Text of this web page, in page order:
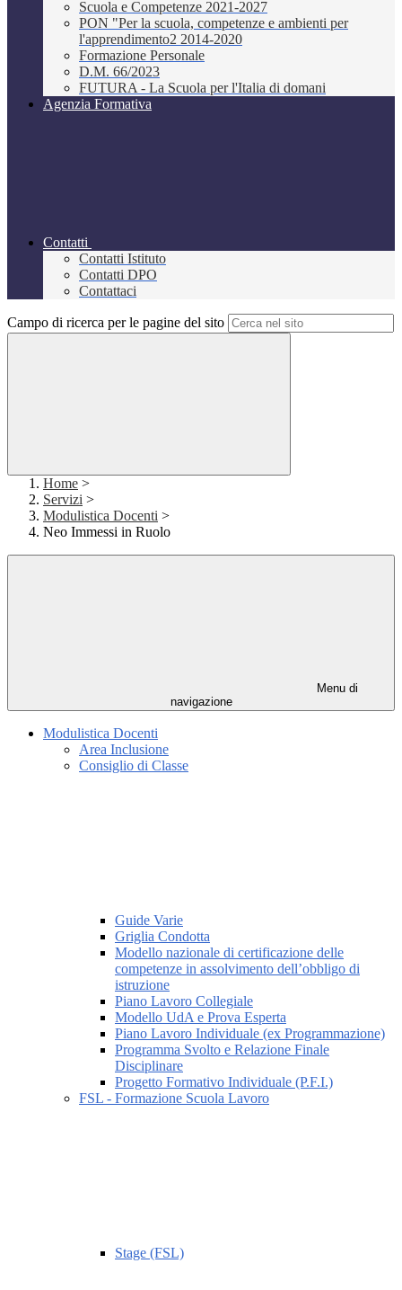
Scuola e Competenze 2021-2027
PON "Per la scuola, competenze e ambienti per
l'apprendimento2 2014-2020
Formazione Personale
D.M. 66/2023
FUTURA - La Scuola per l'Italia di domani
Agenzia Formativa
Contatti
Contatti Istituto
Contatti DPO
Contattaci
Campo di ricerca per le pagine del sito
Home >
Servizi >
Modulistica Docenti >
Neo Immessi in Ruolo
Menu di
navigazione
Modulistica Docenti
Area Inclusione
Consiglio di Classe
Guide Varie
Griglia Condotta
Modello nazionale di certificazione delle
competenze in assolvimento dell’obbligo di
istruzione
Piano Lavoro Collegiale
Modello UdA e Prova Esperta
Piano Lavoro Individuale (ex Programmazione)
Programma Svolto e Relazione Finale
Disciplinare
Progetto Formativo Individuale (P.F.I.)
FSL - Formazione Scuola Lavoro
Stage (FSL)